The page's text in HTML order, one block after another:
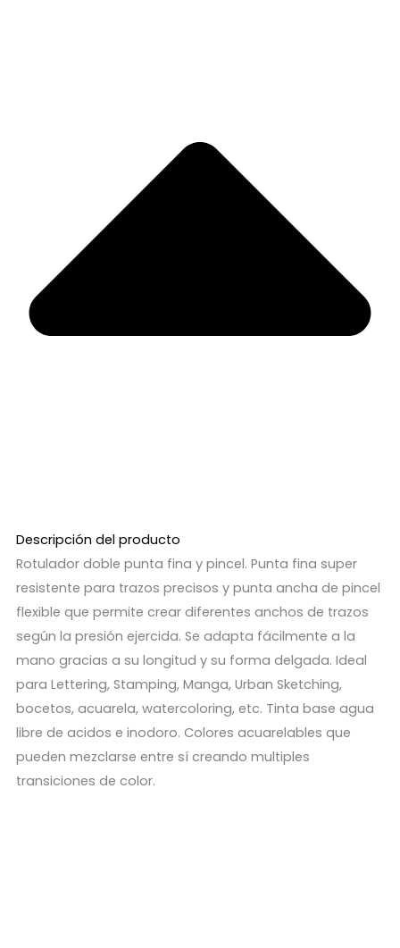
Descripción del producto
Rotulador doble punta fina y pincel. Punta fina super
resistente para trazos precisos y punta ancha de pincel
flexible que permite crear diferentes anchos de trazos
según la presión ejercida. Se adapta fácilmente a la
mano gracias a su longitud y su forma delgada. Ideal
para Lettering, Stamping, Manga, Urban Sketching,
bocetos, acuarela, watercoloring, etc. Tinta base agua
libre de acidos e inodoro. Colores acuarelables que
pueden mezclarse entre sí creando multiples
transiciones de color.